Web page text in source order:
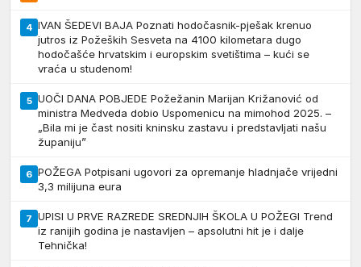
4 IVAN ŠEDEVI BAJA Poznati hodočasnik-pješak krenuo
jutros iz Požeških Sesveta na 4100 kilometara dugo
hodočašće hrvatskim i europskim svetištima – kući se
vraća u studenom!
5 UOČI DANA POBJEDE Požežanin Marijan Križanović od
ministra Medveda dobio Uspomenicu na mimohod 2025. –
„Bila mi je čast nositi kninsku zastavu i predstavljati našu
županiju”
6 POŽEGA Potpisani ugovori za opremanje hladnjače vrijedni
3,3 milijuna eura
7 UPISI U PRVE RAZREDE SREDNJIH ŠKOLA U POŽEGI Trend
iz ranijih godina je nastavljen – apsolutni hit je i dalje
Tehnička!